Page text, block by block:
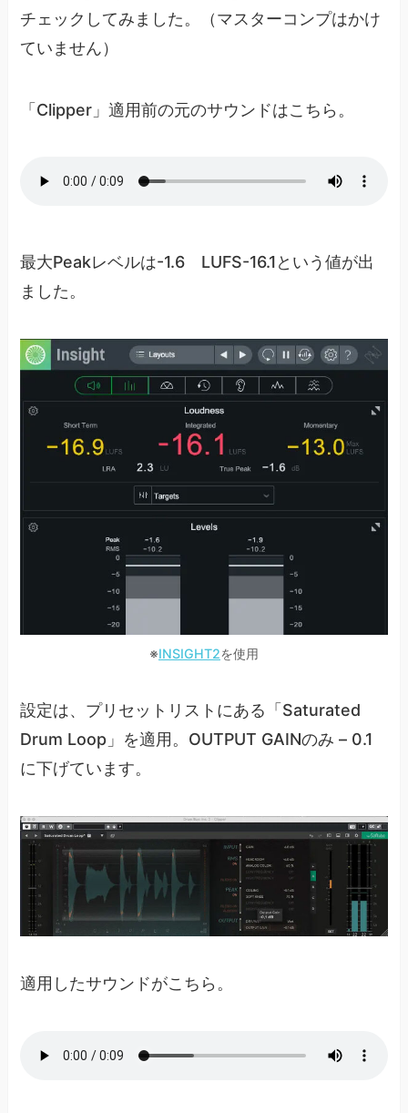
チェックしてみました。（マスターコンプはかけ
ていません）
「Clipper」適用前の元のサウンドはこちら。
最大Peakレベルは-1.6 LUFS-16.1という値が出
ました。
※INSIGHT2を使用
設定は、プリセットリストにある「Saturated
Drum Loop」を適用。OUTPUT GAINのみ – 0.1
に下げています。
適用したサウンドがこちら。